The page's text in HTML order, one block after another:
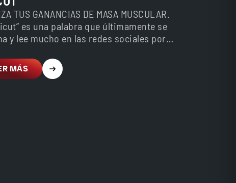
TUS GANANCIAS DE MASA MUSCULAR.
es una palabra que últimamente se
y lee mucho en las redes sociales por…
MÁS